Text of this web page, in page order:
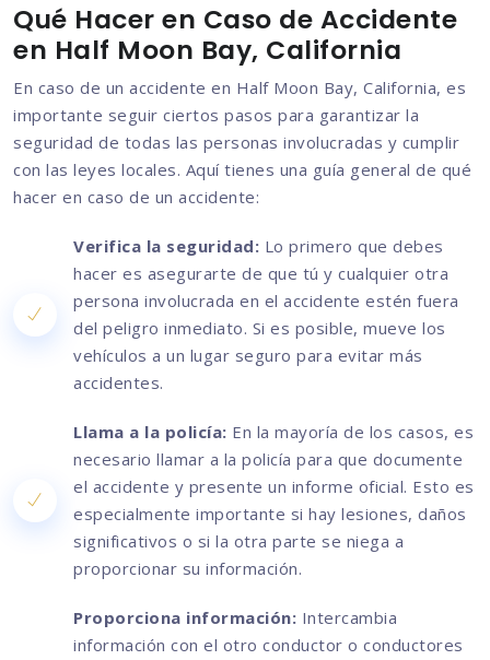
Qué Hacer en Caso de Accidente
en Half Moon Bay, California
En caso de un accidente en Half Moon Bay, California, es
importante seguir ciertos pasos para garantizar la
seguridad de todas las personas involucradas y cumplir
con las leyes locales. Aquí tienes una guía general de qué
hacer en caso de un accidente:
Verifica la seguridad: Lo primero que debes
hacer es asegurarte de que tú y cualquier otra
persona involucrada en el accidente estén fuera
del peligro inmediato. Si es posible, mueve los
vehículos a un lugar seguro para evitar más
accidentes.
Llama a la policía: En la mayoría de los casos, es
necesario llamar a la policía para que documente
el accidente y presente un informe oficial. Esto es
especialmente importante si hay lesiones, daños
significativos o si la otra parte se niega a
proporcionar su información.
Proporciona información: Intercambia
información con el otro conductor o conductores